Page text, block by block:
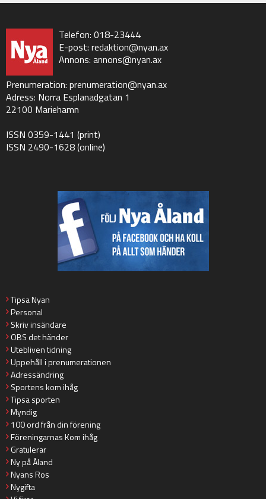
Telefon: 018-23444
E-post: redaktion@nyan.ax
Annons: annons@nyan.ax
Prenumeration: prenumeration@nyan.ax
Adress: Norra Esplanadgatan 1
22100 Mariehamn
ISSN 0359-1441 (print)
ISSN 2490-1628 (online)
Tipsa Nyan
Personal
Skriv insändare
OBS det händer
Utebliven tidning
Uppehåll i prenumerationen
Adressändring
Sportens kom ihåg
Tipsa sporten
Myndig
100 ord från din förening
Föreningarnas Kom ihåg
Gratulerar
Ny på Åland
Nyans Ros
Nygifta